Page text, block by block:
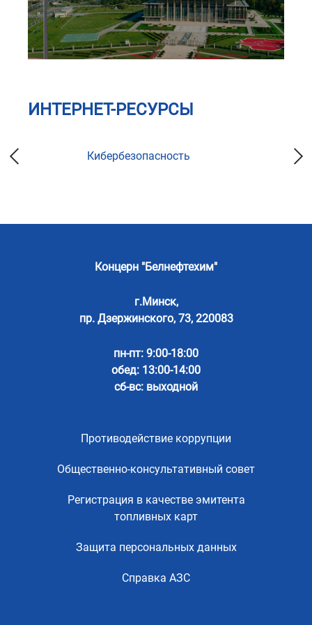
ИНТЕРНЕТ-РЕСУРСЫ
Кибербезопасность
Концерн "Белнефтехим"
г.Минск,
пр. Дзержинского, 73, 220083
пн-пт: 9:00-18:00
обед: 13:00-14:00
сб-вс: выходной
Противодействие коррупции
Общественно-консультативный совет
Регистрация в качестве эмитента
топливных карт
Защита персональных данных
Справка АЗС